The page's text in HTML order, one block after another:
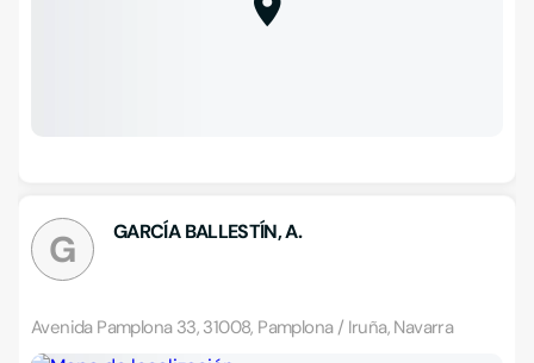
G GARCÍA BALLESTÍN, A.
Avenida Pamplona 33, 31008, Pamplona / Iruña, Navarra